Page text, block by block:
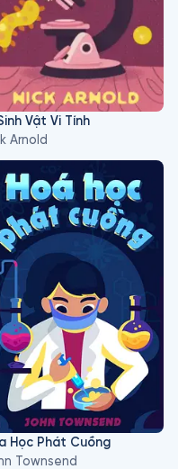
Vật Vi Tính
Arnold
Học Phát Cuồng
Townsend